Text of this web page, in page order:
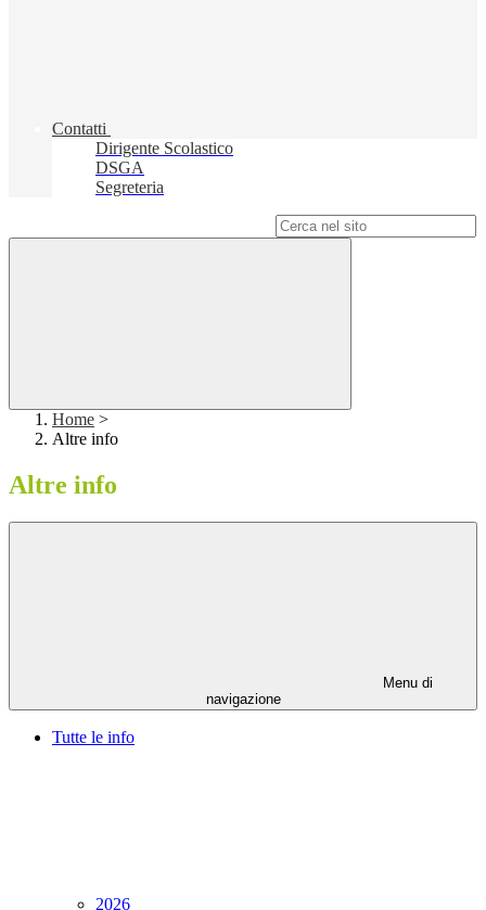
Contatti
Dirigente Scolastico
DSGA
Segreteria
Home >
Altre info
Altre info
Menu di
navigazione
Tutte le info
2026